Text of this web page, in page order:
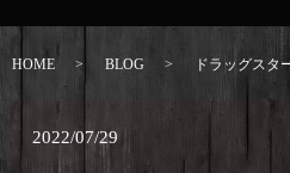
HOME BLOG ドラッグス
2022/07/29